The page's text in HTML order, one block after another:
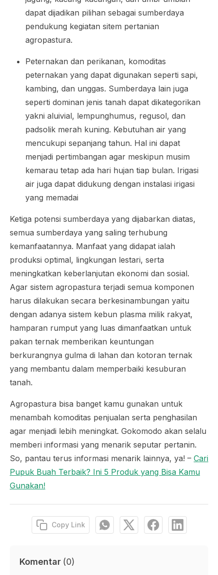
dapat dijadikan pilihan sebagai sumberdaya
pendukung kegiatan sitem pertanian
agropastura.
Peternakan dan perikanan, komoditas
peternakan yang dapat digunakan seperti sapi,
kambing, dan unggas. Sumberdaya lain juga
seperti dominan jenis tanah dapat dikategorikan
yakni aluivial, lempunghumus, regusol, dan
padsolik merah kuning. Kebutuhan air yang
mencukupi sepanjang tahun. Hal ini dapat
menjadi pertimbangan agar meskipun musim
kemarau tetap ada hari hujan tiap bulan. Irigasi
air juga dapat didukung dengan instalasi irigasi
yang memadai
Ketiga potensi sumberdaya yang dijabarkan diatas,
semua sumberdaya yang saling terhubung
kemanfaatannya. Manfaat yang didapat ialah
produksi optimal, lingkungan lestari, serta
meningkatkan keberlanjutan ekonomi dan sosial.
Agar sistem agropastura terjadi semua komponen
harus dilakukan secara berkesinambungan yaitu
dengan adanya sistem kebun plasma milik rakyat,
hamparan rumput yang luas dimanfaatkan untuk
pakan ternak memberikan keuntungan
berkurangnya gulma di lahan dan kotoran ternak
yang membantu dalam memperbaiki kesuburan
tanah.
Agropastura bisa banget kamu gunakan untuk
menambah komoditas penjualan serta penghasilan
agar menjadi lebih meningkat. Gokomodo akan selalu
memberi informasi yang menarik seputar pertanin.
So, pantau terus informasi menarik lainnya, ya! – Cari
Pupuk Buah Terbaik? Ini 5 Produk yang Bisa Kamu
Gunakan!
Copy Link
Komentar (0)